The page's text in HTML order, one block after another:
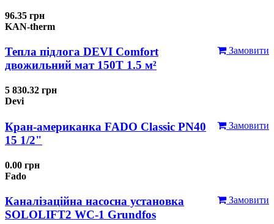
96.35 грн
KAN-therm
Замовити
Тепла підлога DEVI Comfort
двожильний мат 150T 1.5 м²
5 830.32 грн
Devi
Замовити
Кран-американка FADO Classic PN40
15 1/2"
0.00 грн
Fado
Замовити
Каналізаційна насосна установка
SOLOLIFT2 WC-1 Grundfos